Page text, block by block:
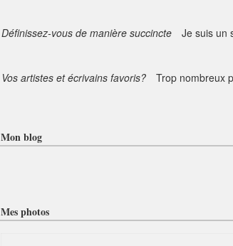
Définissez-vous de manière succincte Je suis un
Vos artistes et écrivains favoris? Trop nombreux
Mon blog
Mes photos